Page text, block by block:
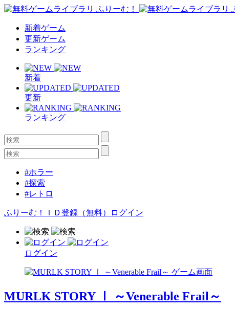
新着ゲーム
更新ゲーム
ランキング
新着
更新
ランキング
#ホラー
#探索
#レトロ
ふりーむ！ＩＤ登録（無料） ログイン
ログイン
MURLK STORY Ⅰ ～Venerable Frail～